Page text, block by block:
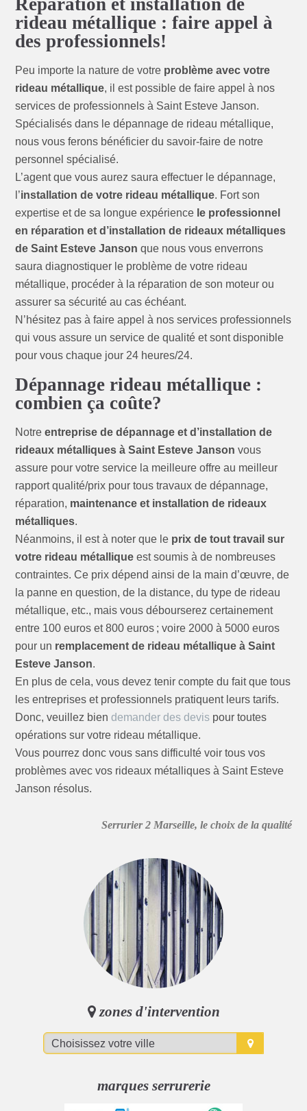
Réparation et installation de
rideau métallique : faire appel à
des professionnels!
Peu importe la nature de votre problème avec votre
rideau métallique, il est possible de faire appel à nos
services de professionnels à Saint Esteve Janson.
Spécialisés dans le dépannage de rideau métallique,
nous vous ferons bénéficier du savoir-faire de notre
personnel spécialisé.
L’agent que vous aurez saura effectuer le dépannage,
l’installation de votre rideau métallique. Fort son
expertise et de sa longue expérience le professionnel
en réparation et d’installation de rideaux métalliques
de Saint Esteve Janson que nous vous enverrons
saura diagnostiquer le problème de votre rideau
métallique, procéder à la réparation de son moteur ou
assurer sa sécurité au cas échéant.
N’hésitez pas à faire appel à nos services professionnels
qui vous assure un service de qualité et sont disponible
pour vous chaque jour 24 heures/24.
Dépannage rideau métallique :
combien ça coûte?
Notreentreprise de dépannage et d’installation de
rideaux métalliques à Saint Esteve Janson vous
assure pour votre service la meilleure offre au meilleur
rapport qualité/prix pour tous travaux de dépannage,
réparation, maintenance et installation de rideaux
métalliques.
Néanmoins, il est à noter que le prix de tout travail sur
votre rideau métallique est soumis à de nombreuses
contraintes. Ce prix dépend ainsi de la main d’œuvre, de
la panne en question, de la distance, du type de rideau
métallique, etc., mais vous débourserez certainement
entre 100 euros et 800 euros ; voire 2000 à 5000 euros
pour un remplacement de rideau métallique à Saint
Esteve Janson.
En plus de cela, vous devez tenir compte du fait que tous
les entreprises et professionnels pratiquent leurs tarifs.
Donc, veuillez biendemander des devis pour toutes
opérations sur votre rideau métallique.
Vous pourrez donc vous sans difficulté voir tous vos
problèmes avec vos rideaux métalliques à Saint Esteve
Janson résolus.
Serrurier 2 Marseille, le choix de la qualité
zones d'intervention
marques serrurerie